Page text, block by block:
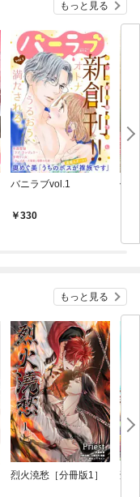
もっと見る
バニラブvol.1
330
偽
もっと見る
烈火澆愁［分冊版1］ 刑